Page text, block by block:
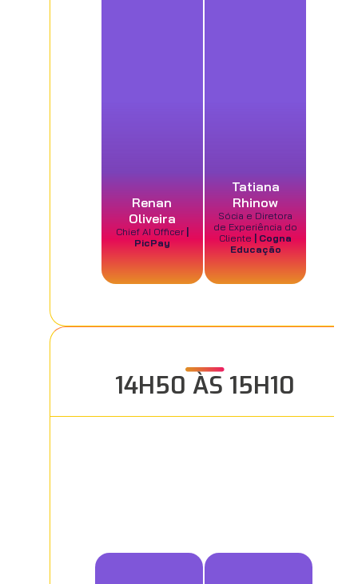
Renan
Oliveira
Chief AI Officer
PicPay
Tatiana
Rhinow
Sócia e Diretora
de Experiência do
Cliente
| Cogna
Educação
14H50 ÀS 15H10